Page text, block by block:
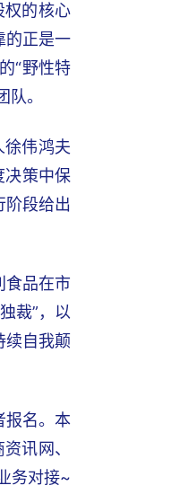
权的核心
的正是一
“野性特
。
伟鸿夫
决策中保
阶段给出
食品在市
裁”，以
续自我颠
报名。本
讯网、
务对接~